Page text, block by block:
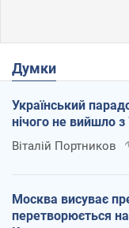
Думки
Український
нічого не вийшло
Віталій Портников
Москва висуває
перетворюється на